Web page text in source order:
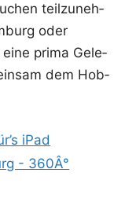
teil­zu­neh­
oder
pri­ma Gele­
dem Hob­
iPad
- 360Â°